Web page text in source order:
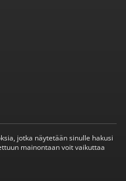
jotka näytetään sinulle hakusi
mainontaan voit vaikuttaa